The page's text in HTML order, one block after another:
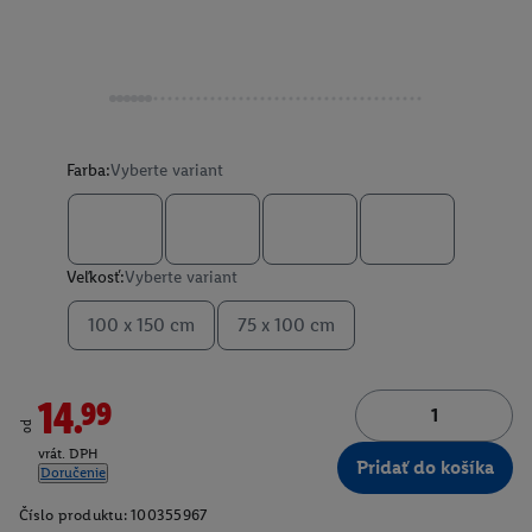
Farba:Vyberte variant
Veľkosť:Vyberte variant
100 x 150 cm 75 x 100 cm
od 14.99
vrát. DPH
Doručenie
Pridať do košíka
Číslo produktu: 100355967